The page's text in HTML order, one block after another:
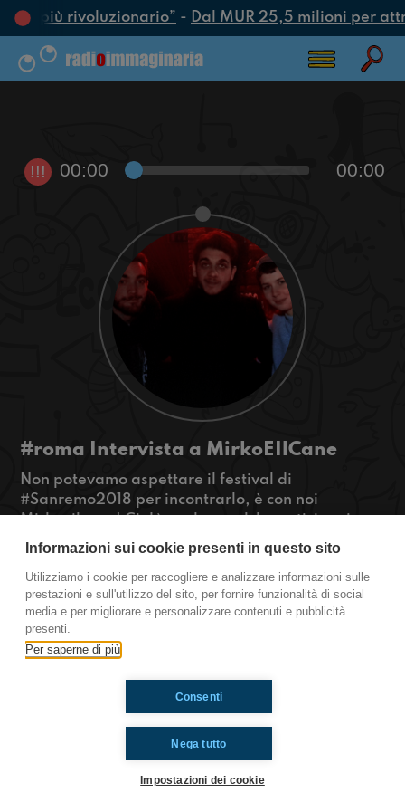
più rivoluzionario”- Dal MUR 25,5 milioni per
!!! 00:00 00:00
#roma Intervista a MirkoEIlCane
Non potevamo aspettare il festival di
#Sanremo2018 per incontrarlo, è con noi
Mirkoeilcane! Ci dà anche qualche anticipazione
sulla sua performance sul palco dell'Ariston,
#OkkinSu www.radioimmaginaria.it
Roma
Ti è piaciuto? Condividilo!
Informazioni sui cookie presenti in questo sito
Utilizziamo i cookie per raccogliere e analizzare informazioni sulle
prestazioni e sull'utilizzo del sito, per fornire funzionalità di social
media e per migliorare e personalizzare contenuti e pubblicità
presenti.
Per saperne di più
Nega tutto
Consenti
Impostazioni dei cookie